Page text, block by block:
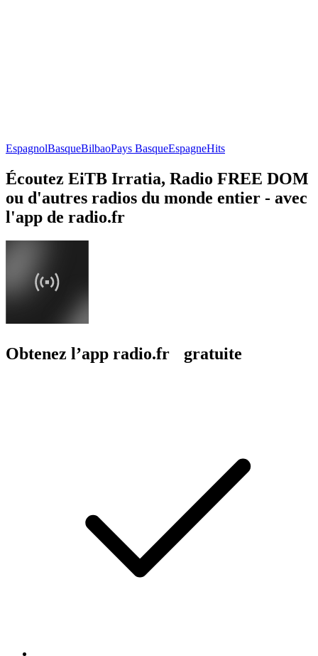
EspagnolBasqueBilbaoPays BasqueEspagneHits
Écoutez EiTB Irratia, Radio FREE DOM
ou d'autres radios du monde entier - avec
l'app de radio.fr
Obtenez l’app radio.fr gratuite